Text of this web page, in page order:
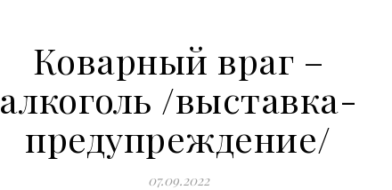
Коварный враг –
алкоголь /выставка-
предупреждение/
07.09.2022